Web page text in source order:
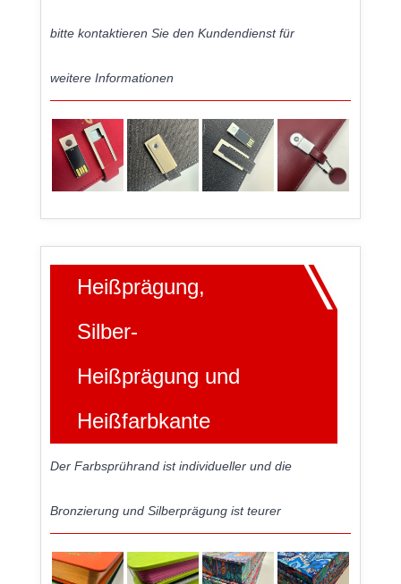
bitte kontaktieren Sie den Kundendienst für
weitere Informationen
Heißprägung,
Silber-
Heißprägung und
Heißfarbkante
Der Farbsprührand ist individueller und die
Bronzierung und Silberprägung ist teurer